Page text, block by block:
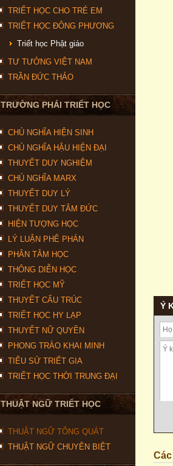
TRIẾT HỌC CHO TRẺ EM
TRIẾT HỌC ĐÔNG PHƯƠNG
Triết học Phật giáo
TƯ TƯỞNG VIỆT NAM
TRẦN ĐỨC THẢO
TRƯỜNG PHÁI TRIẾT HỌC
CHỦ NGHĨA HIỆN SINH
CHỦ NGHĨA HẬU HIỆN ĐẠI
THUYẾT DUY NGHIỆM
CHỦ NGHĨA MARX
THUYẾT DUY LÝ
THUYẾT DUY TÂM ĐỨC
HIỆN TƯỢNG HỌC
LÝ LUẬN PHÊ PHÁN
PHÂN TÂM HỌC
THÔNG DIỄN HỌC
TRIẾT HỌC MỸ
THUYẾT CẤU TRÚC
TRIẾT HỌC HY LẠP
THUYẾT NỮ QUYỀN
PHONG TRÀO KHAI MINH
TIỂU SỬ TRIẾT GIA
TRIẾT HỌC THỜI TRUNG ĐẠI
THUẬT NGỮ TRIẾT HỌC
THUẬT NGỮ TỔNG QUÁT
THUẬT NGỮ CHUYÊN BIỆT
Ý